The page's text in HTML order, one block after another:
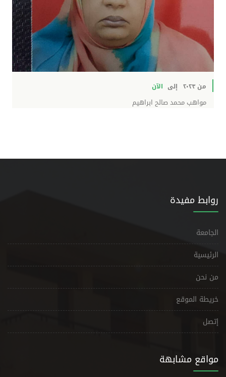
من ٢٠٢٣ إلى الآن
مواهب محمد صالح ابراهيم
روابط مفيدة
الجامعة
الرئيسية
من نحن
خريطة الموقع
إتصل
مواقع مشابهة